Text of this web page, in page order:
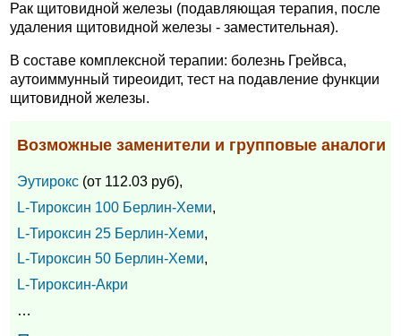
Рак щитовидной железы (подавляющая терапия, после
удаления щитовидной железы - заместительная).
В составе комплексной терапии: болезнь Грейвса,
аутоиммунный тиреоидит, тест на подавление функции
щитовидной железы.
Возможные заменители и групповые аналоги
Эутирокс (от 112.03 руб),
L-Тироксин 100 Берлин-Хеми,
L-Тироксин 25 Берлин-Хеми,
L-Тироксин 50 Берлин-Хеми,
L-Тироксин-Акри
…